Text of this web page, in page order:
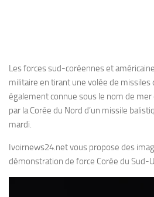
Les forces sud-coréennes et
militaire en tirant une volée de missiles
également connue sous le nom de mer
par la Corée du Nord d’un missile
mardi.
Ivoirnews24.net vous propose des
démonstration de force Corée du Sud-